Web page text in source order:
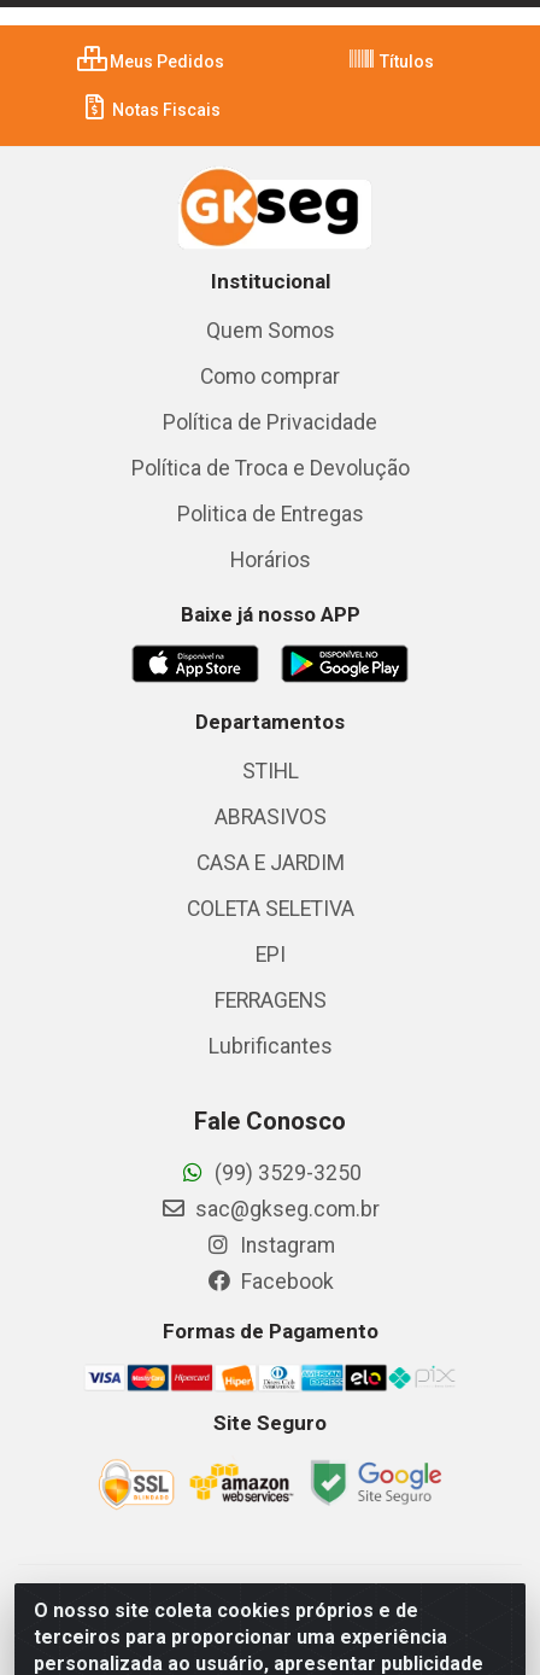
O nosso site coleta cookies próprios e de
terceiros para proporcionar uma experiência
personalizada ao usuário, apresentar publicidade
Meus Pedidos Títulos
Notas Fiscais
Institucional
Quem Somos
Como comprar
Política de Privacidade
Política de Troca e Devolução
Politica de Entregas
Horários
Baixe já nosso APP
Departamentos
STIHL
ABRASIVOS
CASA E JARDIM
COLETA SELETIVA
EPI
FERRAGENS
Lubrificantes
Fale Conosco
(99) 3529-3250
sac@gkseg.com.br
Instagram
Facebook
Formas de Pagamento
Site Seguro
GKSEG EPI Maquinas e Equipamentos LTDA - Av. Getulio
Vargas, 2066 Centro, Imperatriz/MA - CEP 65.903-280 - CNPJ
11.191.946/0001-07 - Horários: Segunda-Sexta 08as18hs,